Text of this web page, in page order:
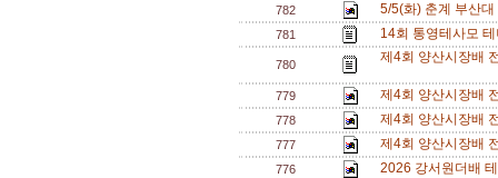
782 5/5(화) 춘계 부산
781 14회 통영테사모
780 제4회 양산시장배
779 제4회 양산시장배
778 제4회 양산시장배
777 제4회 양산시장배
776 2026 강서원더배